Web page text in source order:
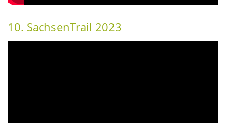
10. SachsenTrail 2023